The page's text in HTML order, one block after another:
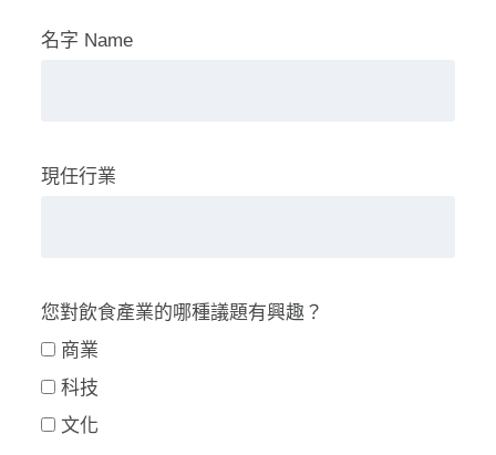
名字 Name
現任行業
您對飲食產業的哪種議題有興趣？
商業
科技
文化